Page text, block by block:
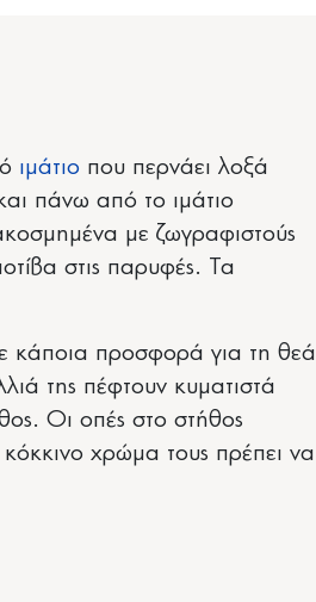
ιμάτιο που περνάει λοξά
πάνω από το ιμάτιο
με ζωγραφιστούς
στις παρυφές. Τα
κάποια προσφορά για τη θεά
της πέφτουν κυματιστά
Οι οπές στο στήθος
χρώμα τους πρέπει να